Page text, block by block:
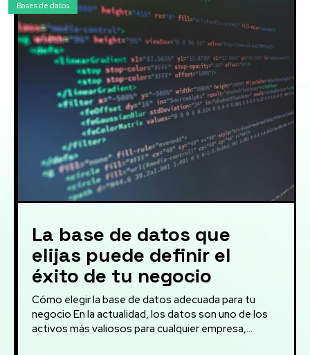
Bases de datos
La base de datos que
elijas puede definir el
éxito de tu negocio
Cómo elegir la base de datos adecuada para tu
negocio En la actualidad, los datos son uno de los
activos más valiosos para cualquier empresa,...